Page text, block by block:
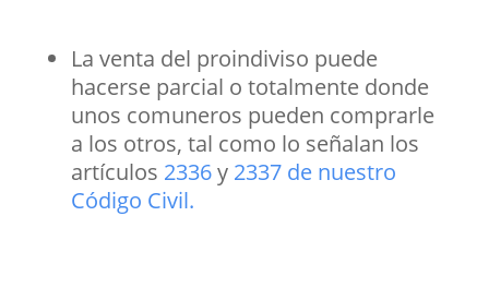
La venta del proindiviso puede
hacerse parcial o totalmente donde
unos comuneros pueden comprarle
a los otros, tal como lo señalan los
artículos 2336y 2337 de nuestro
Código Civil.